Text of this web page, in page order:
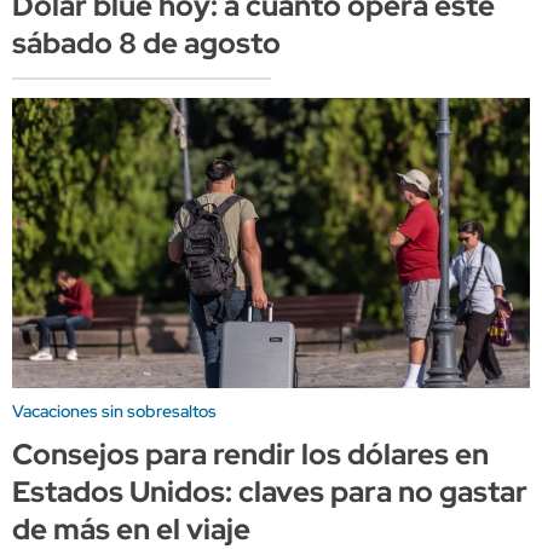
sábado 8 de agosto
Vacaciones sin sobresaltos
Consejos para rendir los dólares en
Estados Unidos: claves para no gastar
de más en el viaje